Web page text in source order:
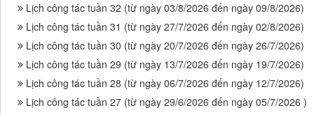
Lịch công tác tuần 32 (từ ngày 03/8/2026 đến ngày 09/8/2026)
Lịch công tác tuần 31 (từ ngày 27/7/2026 đến ngày 02/8/2026)
Lịch công tác tuần 30 (từ ngày 20/7/2026 đến ngày 26/7/2026)
Lịch công tác tuần 29 (từ ngày 13/7/2026 đến ngày 19/7/2026)
Lịch công tác tuần 28 (từ ngày 06/7/2026 đến ngày 12/7/2026)
Lịch công tác tuần 27 (từ ngày 29/6/2026 đến ngày 05/7/2026 )